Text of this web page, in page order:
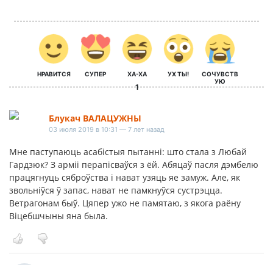
НРАВИТСЯ СУПЕР ХА-ХА
1
УХ ТЫ!
СОЧУВСТВ
УЮ
Блукач ВАЛАЦУЖНЫ
03 июля 2019 в 10:31 — 7 лет назад
Мне паступаюць асабістыя пытанні: што стала з Любай
Гардзюк? З арміі перапісваўся з ёй. Абяцаў пасля дэмбелю
працягнуць сяброўства і нават узяць яе замуж. Але, як
звольніўся ў запас, нават не памкнуўся сустрэцца.
Ветрагонам быў. Цяпер ужо не памятаю, з якога раёну
Віцебшчыны яна была.